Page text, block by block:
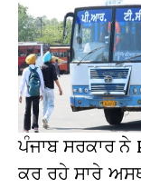
ਪੰਜਾਬ ਸਰਕਾਰ ਨੇ
ਕਰ ਰਹੇ ਸਾਰੇ